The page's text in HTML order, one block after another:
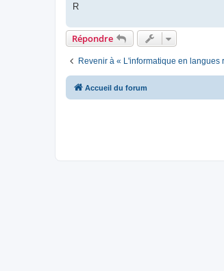
R
Répondre
Revenir à « L'informatique en langues
Accueil du forum